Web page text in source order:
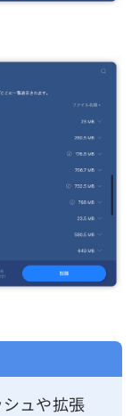
ュや拡張